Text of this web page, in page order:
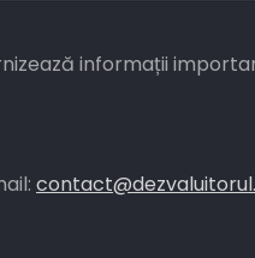
informații